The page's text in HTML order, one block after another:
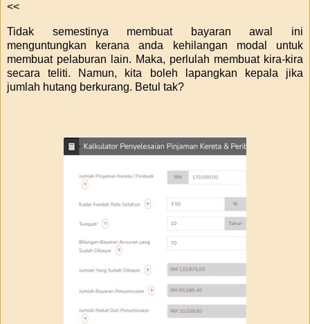
<<
Tidak semestinya membuat bayaran awal ini
menguntungkan kerana anda kehilangan modal untuk
membuat pelaburan lain. Maka, perlulah membuat kira-kira
secara teliti. Namun, kita boleh lapangkan kepala jika
jumlah hutang berkurang. Betul tak?